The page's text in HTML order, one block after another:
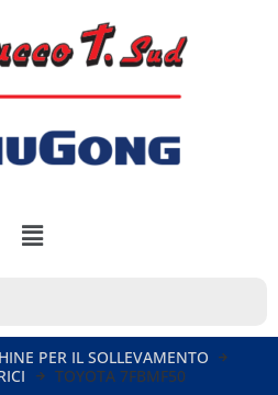
PER IL SOLLEVAMENTO
TOYOTA 7FBMF50